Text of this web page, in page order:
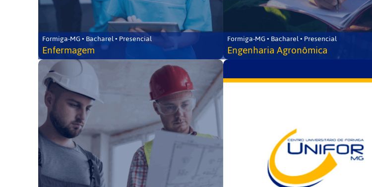
Formiga-MG • Bacharel • Presencial
Enfermagem
Formiga-MG • Bacharel • Presencial
Engenharia Agronômica